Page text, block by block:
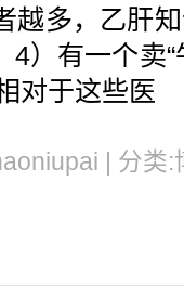
越多，乙肝
有一个卖“
对于这些医
| 分类